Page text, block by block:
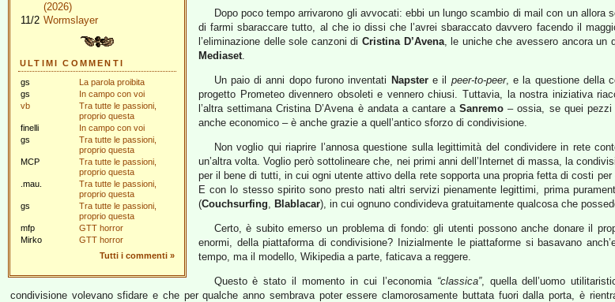
(2026)
11/2 Wormslayer
ULTIMI COMMENTI
gs
La parola proibita
gs
In campo con voi
vb
Tra tutte le passioni,
proprio questa
finelli
In campo con voi
gs
Tra tutte le passioni,
proprio questa
MCP
Tra tutte le passioni,
proprio questa
.mau.
Tra tutte le passioni,
proprio questa
gs
Tra tutte le passioni,
proprio questa
mfp
GTT horror
Mirko
GTT horror
Tutti i commenti »
Dopo poco tempo arrivarono gli avvocati: ebbi un lungo scambio di mail con un allora
di farmi sbaraccare tutto, al che io dissi che l’avrei sbaraccato davvero facendo il
l’eliminazione delle sole canzoni di Cristina D’Avena, le uniche che avessero ancora un
Mediaset.
Un paio di anni dopo furono inventati Napstere il peer-to-peer, e la questione della
progetto Prometeo divennero obsoleti e vennero chiusi. Tuttavia, la nostra iniziativa
l’altra settimana Cristina D’Avena è andata a cantare aSanremo – ossia, se quei pezzi
anche economico – è anche grazie a quell’antico sforzo di condivisione.
Non voglio qui riaprire l’annosa questione sulla legittimità del condividere in rete
un’altra volta. Voglio però sottolineare che, nei primi anni dell’Internet di massa, la
per il bene di tutti, in cui ogni utente attivo della rete sopporta una propria fetta di costi
E con lo stesso spirito sono presto nati altri servizi pienamente legittimi, prima
(Couchsurfing, Blablacar), in cui ognuno condivideva gratuitamente qualcosa che
Certo, è subito emerso un problema di fondo: gli utenti possono anche donare il
enormi, della piattaforma di condivisione? Inizialmente le piattaforme si basavano
tempo, ma il modello, Wikipedia a parte, faticava a reggere.
Questo è stato il momento in cui l’economia “classica”, quella dell’uomo
condivisione volevano sfidare e che per qualche anno sembrava poter essere clamorosamente buttata fuori dalla porta, è